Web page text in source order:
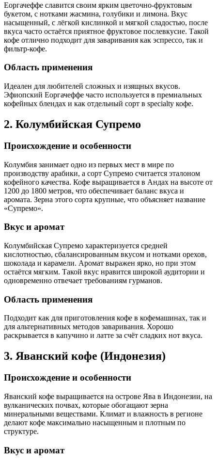
Еоргачеффе славится своим ярким цветочно-фруктовым
букетом, с нотками жасмина, голубики и лимона. Вкус
насыщенный, с лёгкой кислинкой и мягкой сладостью, после
вкуса часто остаётся приятное фруктовое послевкусие. Такой
кофе отлично подходит для заваривания как эспрессо, так и
фильтр-кофе.
Область применения
Идеален для любителей сложных и изящных вкусов.
Эфиопский Еоргачеффе часто используется в премиальных
кофейных блендах и как отдельный сорт в specialty кофе.
2. Колумбийская Супремо
Происхождение и особенности
Колумбия занимает одно из первых мест в мире по
производству арабики, а сорт Супремо считается эталоном
кофейного качества. Кофе выращивается в Андах на высоте от
1200 до 1800 метров, что обеспечивает баланс вкуса и
аромата. Зерна этого сорта крупные, что объясняет название
«Супремо».
Вкус и аромат
Колумбийская Супремо характеризуется средней
кислотностью, сбалансированным вкусом и нотками орехов,
шоколада и карамели. Аромат выражен ярко, но при этом
остаётся мягким. Такой вкус нравится широкой аудитории и
одновременно отвечает требованиям гурманов.
Область применения
Подходит как для приготовления кофе в кофемашинах, так и
для альтернативных методов заваривания. Хорошо
раскрывается в капучино и латте за счёт сладких нот вкуса.
3. Яванский кофе (Индонезия)
Происхождение и особенности
Яванский кофе выращивается на острове Ява в Индонезии, на
вулканических почвах, которые обогащают зерна
минеральными веществами. Климат и влажность в регионе
делают кофе максимально насыщенным и плотным по
структуре.
Вкус и аромат